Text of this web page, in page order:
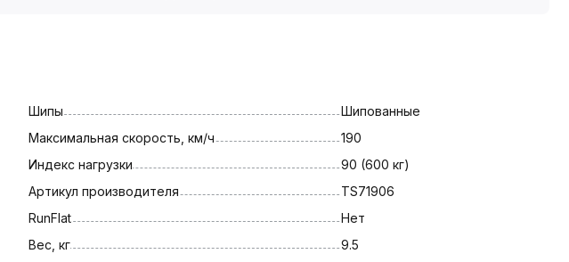
Шипы
Шипованные
Максимальная скорость, км/ч
190
Индекс нагрузки
90 (600 кг)
Артикул производителя
TS71906
RunFlat
Нет
Вес, кг
9.5